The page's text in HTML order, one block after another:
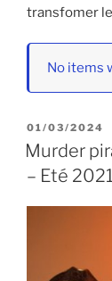
transfomer
No items
PUBLIÉ
LE
01/03/2024
Murder
– Eté